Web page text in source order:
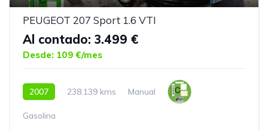
PEUGEOT 207 Sport 1.6 VTI
Al contado: 3.499 €
Desde: 109 €/mes
2007 238.139 kms Manual
Gasolina